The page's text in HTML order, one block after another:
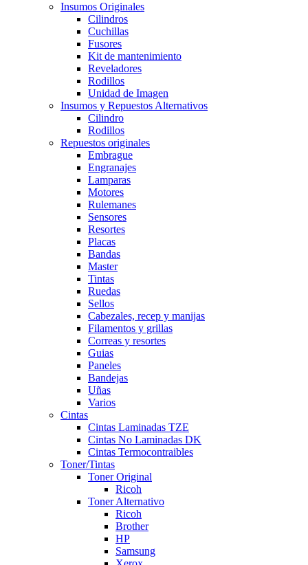
Insumos Originales
Cilindros
Cuchillas
Fusores
Kit de mantenimiento
Reveladores
Rodillos
Unidad de Imagen
Insumos y Repuestos Alternativos
Cilindro
Rodillos
Repuestos originales
Embrague
Engranajes
Lamparas
Motores
Rulemanes
Sensores
Resortes
Placas
Bandas
Master
Tintas
Ruedas
Sellos
Cabezales, recep y manijas
Filamentos y grillas
Correas y resortes
Guias
Paneles
Bandejas
Uñas
Varios
Cintas
Cintas Laminadas TZE
Cintas No Laminadas DK
Cintas Termocontraibles
Toner/Tintas
Toner Original
Ricoh
Toner Alternativo
Ricoh
Brother
HP
Samsung